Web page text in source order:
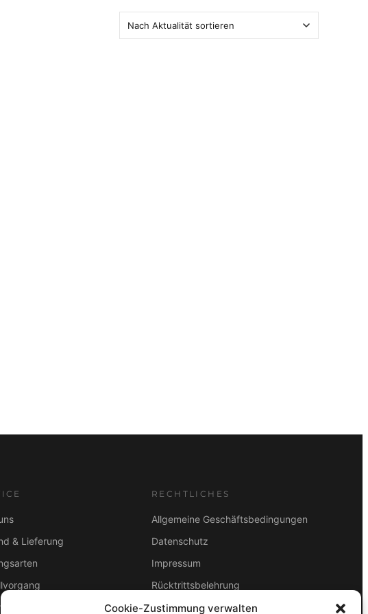
Cookie-Zustimmung verwalten
& Lieferung
B2B
RECHTLICHES
Allgemeine Geschäftsbedingungen
Datenschutz
Impressum
Rücktrittsbelehrung